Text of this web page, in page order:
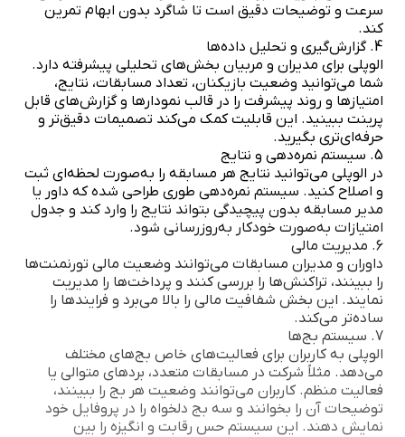
سرعت و توضیحات دقیق است تا شاگرد بدون ابهام تمرین
کند.
4. گزارش‌گیری و تحلیل داده‌ها
الوپلی برای مدیران و مربیان بخش‌های تحلیلی پیشرفته دارد.
شما می‌توانید وضعیت بازیکنان، تعداد مسابقات، نتایج،
امتیازها و روند پیشرفت را در قالب نمودارها و گزارش‌های قابل
پرینت ببینید. این قابلیت کمک می‌کند تصمیمات دقیق‌تر و
حرفه‌ای‌تری بگیرید.
5. سیستم نمره‌دهی و نتایج
در الوپلی می‌توانید نتایج هر مسابقه را به‌صورت لحظه‌ای ثبت
و اصلاح کنید. سیستم نمره‌دهی طوری طراحی شده که داور یا
مدیر مسابقه بدون پیچیدگی بتواند نتایج را وارد کند و جدول
امتیازات به‌صورت خودکار به‌روزرسانی شود.
6. مدیریت مالی
داوران و مدیران مسابقات می‌توانند وضعیت مالی تورنمنت‌ها
را ببینند، تراکنش‌ها را بررسی کنند و پرداخت‌ها را مدیریت
نمایند. این بخش شفافیت مالی را بالا می‌برد و فرایندها را
ساده‌تر می‌کند.
7. سیستم بج‌ها
الوپلی به کاربران برای فعالیت‌های خاص بج‌های مختلف
می‌دهد. مثلاً شرکت در مسابقات متعدد، بردهای متوالی یا
فعالیت منظم. کاربران می‌توانند وضعیت هر بج را ببینند،
توضیحات آن را بخوانند و سه بج دلخواه را در پروفایل خود
نمایش دهند. این سیستم حس رقابت و انگیزه را بین